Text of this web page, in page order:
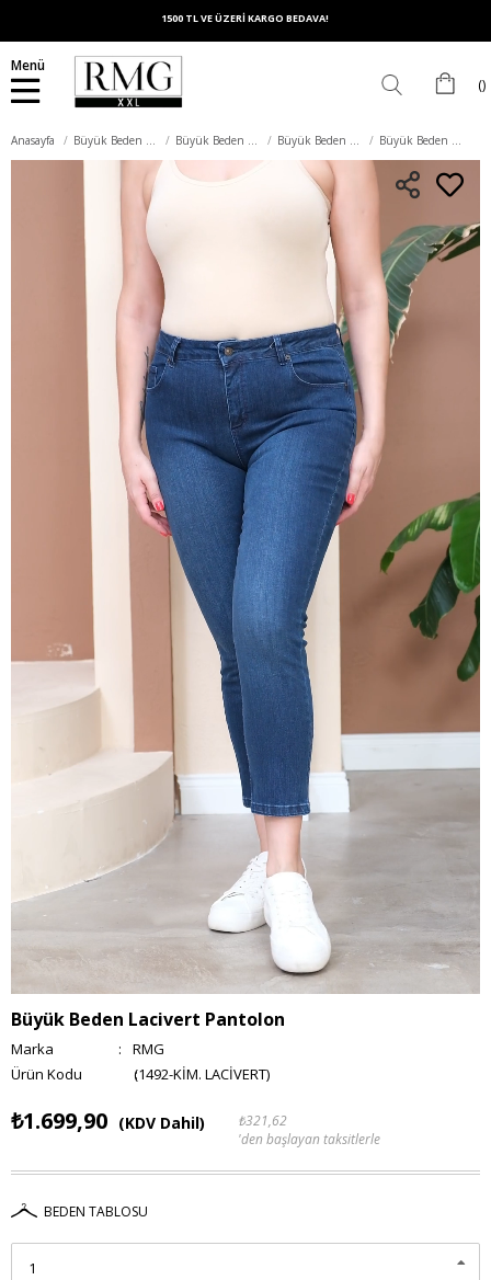
1500 TL VE ÜZERİ KARGO BEDAVA!
Menü
Anasayfa Büyük Beden Alt Giyim Büyük Beden Pantolon Büyük Beden Kot Pantolon Büyük Beden Lacivert Pantolon
Büyük Beden Lacivert Pantolon
Marka :
RMG
(1492-KİM. LACİVERT)
₺1.699,90 (KDV Dahil)
₺321,62
'den başlayan taksitlerle
BEDEN TABLOSU